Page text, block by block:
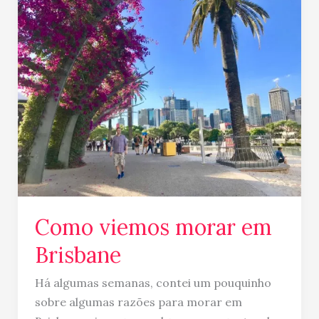
Como viemos morar em
Brisbane
Há algumas semanas, contei um pouquinho
sobre algumas razões para morar em
viemos
morar
em
Brisbane